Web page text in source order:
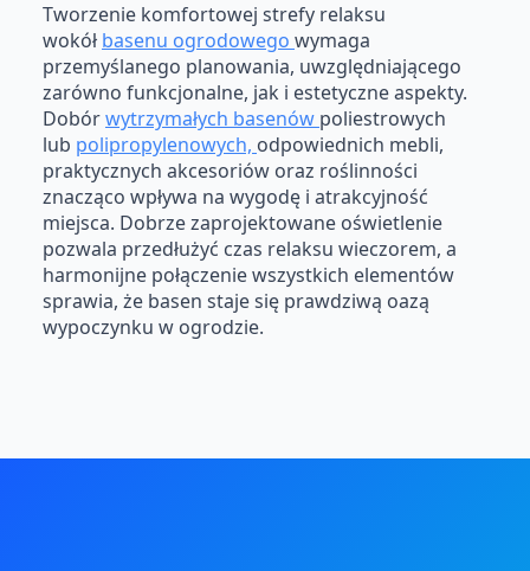
Tworzenie komfortowej strefy relaksu
wokół basenu ogrodowego wymaga
przemyślanego planowania, uwzględniającego
zarówno funkcjonalne, jak i estetyczne aspekty.
Dobórwytrzymałych basenów poliestrowych
lub polipropylenowych, odpowiednich mebli,
praktycznych akcesoriów oraz roślinności
znacząco wpływa na wygodę i atrakcyjność
miejsca. Dobrze zaprojektowane oświetlenie
pozwala przedłużyć czas relaksu wieczorem, a
harmonijne połączenie wszystkich elementów
sprawia, że basen staje się prawdziwą oazą
wypoczynku w ogrodzie.